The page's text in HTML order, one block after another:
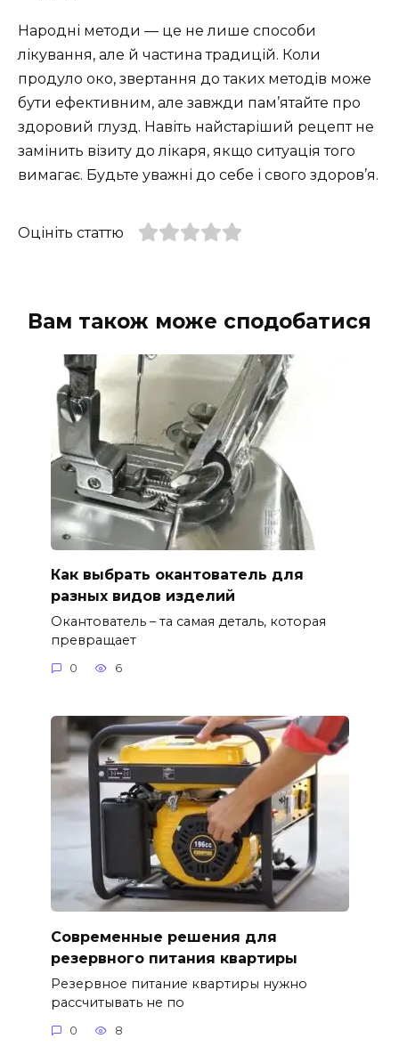
Народні методи — це не лише способи
лікування, але й частина традицій. Коли
продуло око, звертання до таких методів може
бути ефективним, але завжди пам’ятайте про
здоровий глузд. Навіть найстаріший рецепт не
замінить візиту до лікаря, якщо ситуація того
вимагає. Будьте уважні до себе і свого здоров’я.
Оцініть статтю
Вам також може сподобатися
Как выбрать окантователь для
разных видов изделий
Окантователь – та самая деталь, которая
превращает
0 6
Современные решения для
резервного питания квартиры
Резервное питание квартиры нужно
рассчитывать не по
0 8